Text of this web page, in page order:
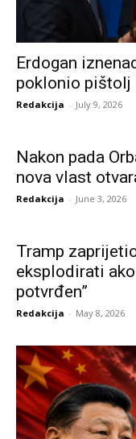
Erdogan
poklonio pištolj
Redakcija - July 9, 2026
Nakon pada
nova vlast
Redakcija - June 3, 2026
Tramp
eksplodirati
potvrđen”
Redakcija - May 8, 2026